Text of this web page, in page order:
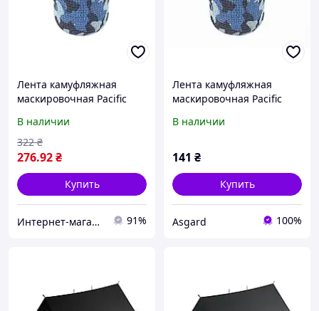
Лента камуфляжная
маскировочная Pacific
В наличии
276.92₴
322 ₴
Купить
Интернет-магазин Восторг Онлайн - товары для различных людей! 91%
Лента камуфляжная
маскировочная Pacific
В наличии
141 ₴
Купить
Asgard 100%